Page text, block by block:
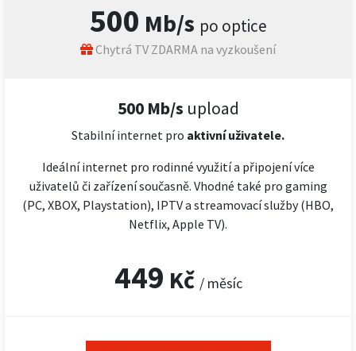
500 Mb/s po optice
Chytrá TV ZDARMA na vyzkoušení
500 Mb/s upload
Stabilní internet pro aktivní uživatele.
Ideální internet pro rodinné využití a připojení více
uživatelů či zařízení současně. Vhodné také pro gaming
(PC, XBOX, Playstation), IPTV a streamovací služby (HBO,
Netflix, Apple TV).
449 Kč / měsíc